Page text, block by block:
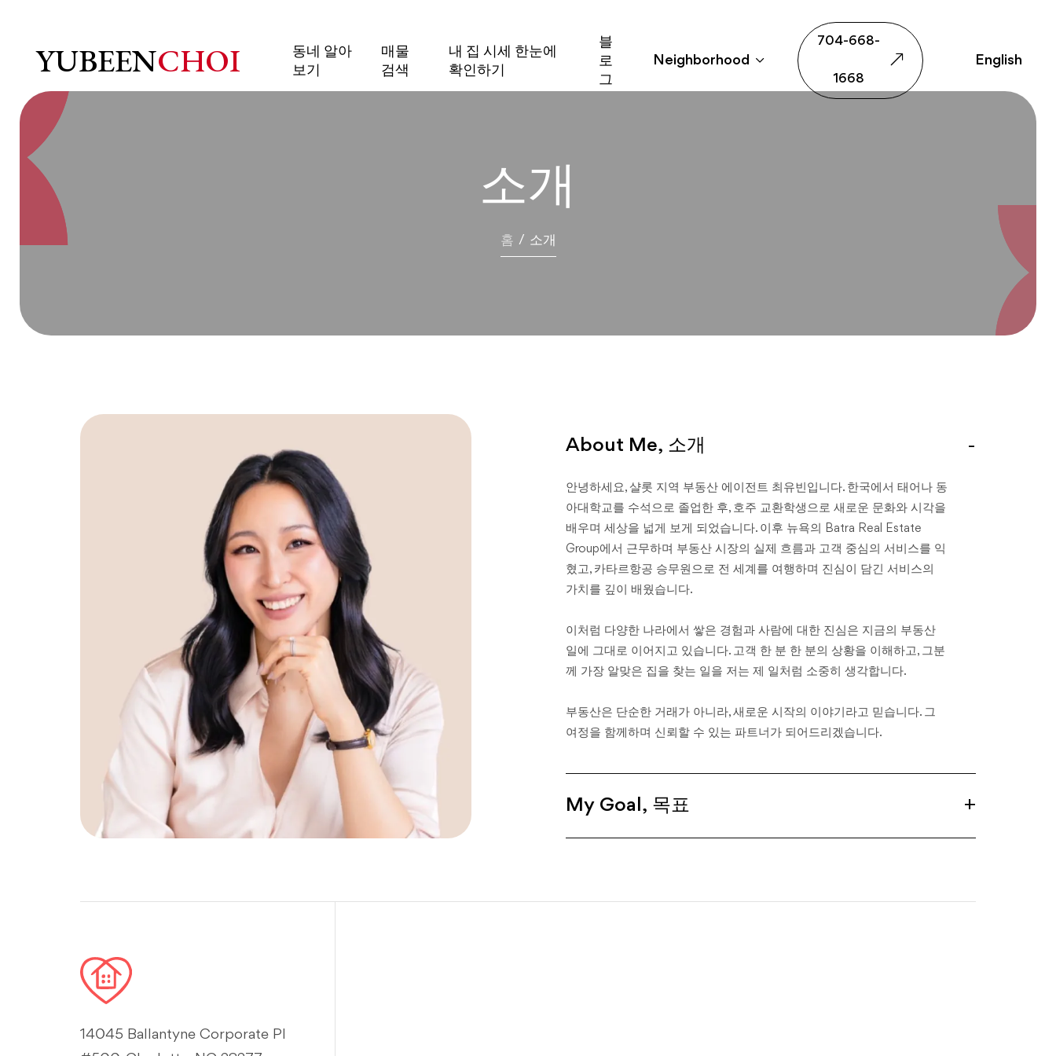
YUBEENCHOI 704-668-
1668
English
동네 알아
보기
매물
검색
내 집 시세 한눈에
확인하기
블
로
그
Neighborhood
소개
홈 / 소개
About Me, 소개
안녕하세요, 샬롯 지역 부동산 에이전트 최유빈입니다. 한국에서 태어나 동
아대학교를 수석으로 졸업한 후, 호주 교환학생으로 새로운 문화와 시각을
배우며 세상을 넓게 보게 되었습니다. 이후 뉴욕의 Batra Real Estate
Group에서 근무하며 부동산 시장의 실제 흐름과 고객 중심의 서비스를 익
혔고, 카타르항공 승무원으로 전 세계를 여행하며 진심이 담긴 서비스의
가치를 깊이 배웠습니다.
이처럼 다양한 나라에서 쌓은 경험과 사람에 대한 진심은 지금의 부동산
일에 그대로 이어지고 있습니다. 고객 한 분 한 분의 상황을 이해하고, 그분
께 가장 알맞은 집을 찾는 일을 저는 제 일처럼 소중히 생각합니다.
부동산은 단순한 거래가 아니라, 새로운 시작의 이야기라고 믿습니다. 그
여정을 함께하며 신뢰할 수 있는 파트너가 되어드리겠습니다.
My Goal, 목표
14045 Ballantyne Corporate Pl